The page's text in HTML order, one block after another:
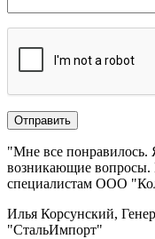
"Мне все понравилось.​
возникающие вопросы.
специалистам ООО
Илья Корсунский,
"СтальИмпорт"